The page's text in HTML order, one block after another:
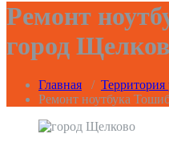
Ремонт
город
Главная / Территория
Ремонт ноутбука